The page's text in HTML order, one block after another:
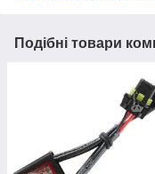
Подібні товари